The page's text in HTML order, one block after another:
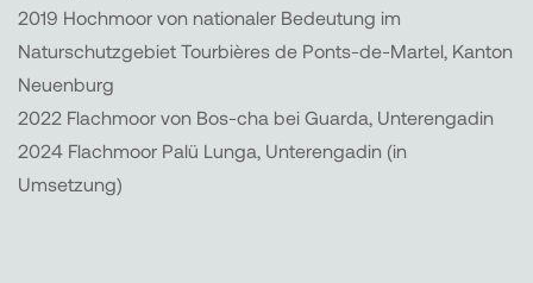
2019 Hochmoor von nationaler Bedeutung im
Naturschutzgebiet Tourbières de Ponts-de-Martel, Kanton
Neuenburg
2022 Flachmoor von Bos-cha bei Guarda, Unterengadin
2024 Flachmoor Palü Lunga, Unterengadin (in
Umsetzung)